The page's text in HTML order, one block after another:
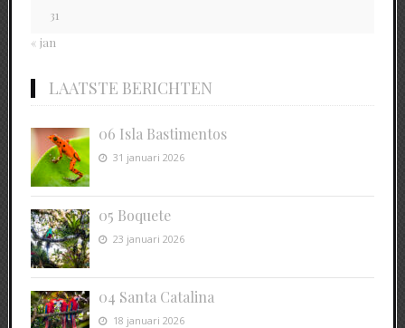
31
« jan
LAATSTE BERICHTEN
06 Isla Bastimentos
31 januari 2026
05 Boquete
23 januari 2026
04 Santa Catalina
18 januari 2026